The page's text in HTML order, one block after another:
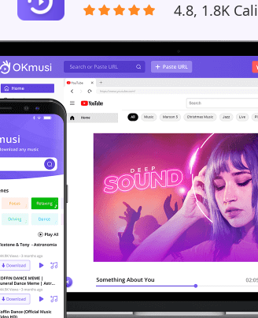
4.8, 1.8K